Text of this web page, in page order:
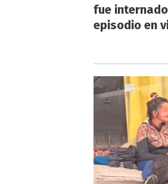
fue
episodio en